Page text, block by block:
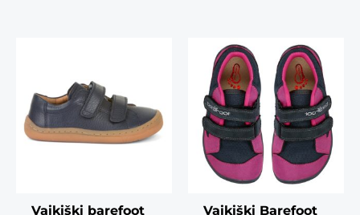
Vaikiški barefoot
Vaikiški Barefoot